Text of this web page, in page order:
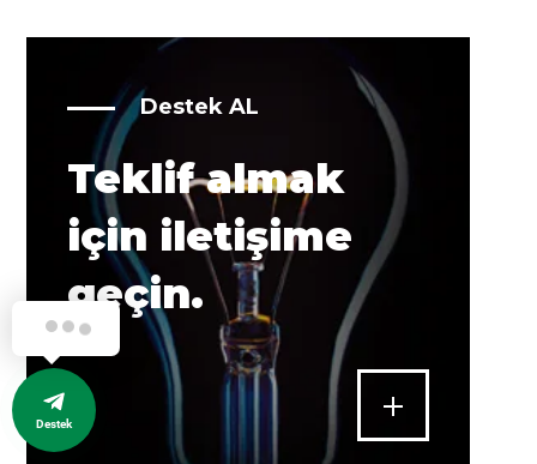
Destek AL
Teklif almak
için iletişime
geçin.
Destek